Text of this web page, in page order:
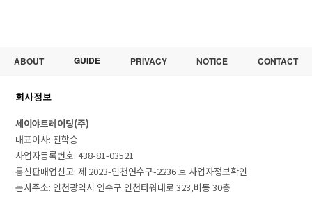
ABOUT GUIDE PRIVACY NOTICE CONTACT
회사정보
세이야트레이딩(주)
대표이사: 진학승
사업자등록번호: 438-81-03521
통신판매업신고: 제 2023-인천연수구-2236 호 사업자정보확인
본사주소: 인천광역시 연수구 인천타워대로 323,비동 30층